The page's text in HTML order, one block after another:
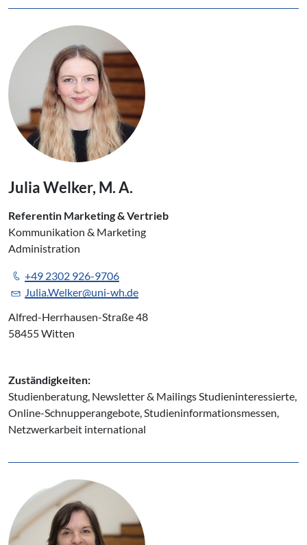
Julia Welker, M. A.
Referentin Marketing & Vertrieb
Kommunikation & Marketing
Administration
+49 2302 926-9706
Julia.Welker@uni-wh.de
Alfred-Herrhausen-Straße 48
58455 Witten
Zuständigkeiten:
Studienberatung, Newsletter & Mailings Studieninteressierte,
Online-Schnupperangebote, Studieninformationsmessen,
Netzwerkarbeit international